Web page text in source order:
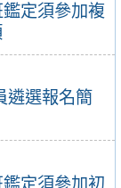
定須參加複
遴選報名簡
定須參加初